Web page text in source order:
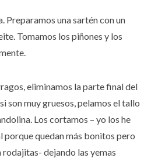
Preparamos una sartén con un
Tomamos los piñones y los
eliminamos la parte final del
son muy gruesos, pelamos el tallo
Los cortamos – yo los he
porque quedan más bonitos pero
rodajitas- dejando las yemas